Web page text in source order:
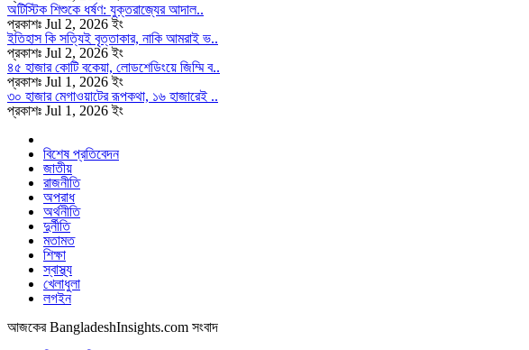
অটিস্টিক শিশুকে ধর্ষণ: যুক্তরাজ্যের আদাল..
প্রকাশঃ Jul 2, 2026 ইং
ইতিহাস কি সত্যিই বৃত্তাকার, নাকি আমরাই ভ..
প্রকাশঃ Jul 2, 2026 ইং
৪৫ হাজার কোটি বকেয়া, লোডশেডিংয়ে জিম্মি ব..
প্রকাশঃ Jul 1, 2026 ইং
৩০ হাজার মেগাওয়াটের রূপকথা, ১৬ হাজারেই ..
প্রকাশঃ Jul 1, 2026 ইং
বিশেষ প্রতিবেদন
জাতীয়
রাজনীতি
অপরাধ
অর্থনীতি
দুর্নীতি
মতামত
শিক্ষা
স্বাস্থ্য
খেলাধুলা
লগইন
আজকের BangladeshInsights.com সংবাদ